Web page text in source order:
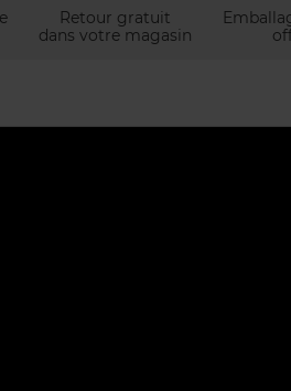
Retour gratuit
dans votre magasin